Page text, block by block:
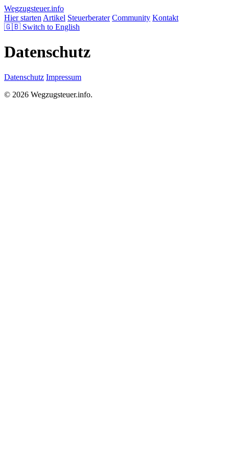
Wegzugsteuer.info
Hier starten Artikel Steuerberater Community Kontakt
🇬🇧 Switch to English
Datenschutz
Datenschutz Impressum
© 2026 Wegzugsteuer.info.